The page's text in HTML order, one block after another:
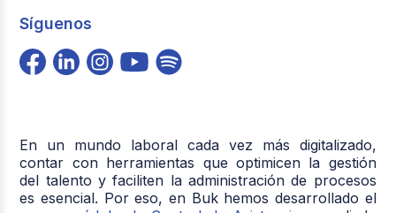
Síguenos
En un mundo laboral cada vez más digitalizado,
contar con herramientas que optimicen la gestión
del talento y faciliten la administración de procesos
es esencial. Por eso, en Buk hemos desarrollado el